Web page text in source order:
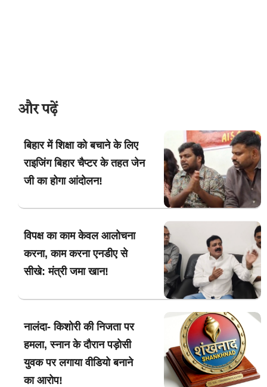
और पढ़ें
बिहार में शिक्षा को बचाने के लिए
राइजिंग बिहार चैप्टर के तहत जेन
जी का होगा आंदोलन!
विपक्ष का काम केवल आलोचना
करना, काम करना एनडीए से
सीखे: मंत्री जमा खान!
नालंदा- किशोरी की निजता पर
हमला, स्नान के दौरान पड़ोसी
युवक पर लगाया वीडियो बनाने
का आरोप!